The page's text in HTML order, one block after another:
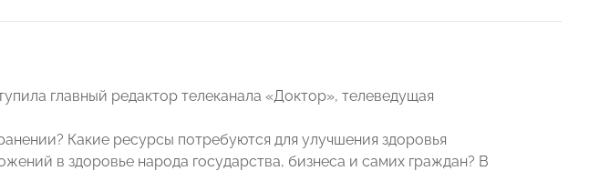
главный редактор телеканала «Доктор», телеведущая
Какие ресурсы потребуются для улучшения здоровья
в здоровье народа государства, бизнеса и самих граждан? В